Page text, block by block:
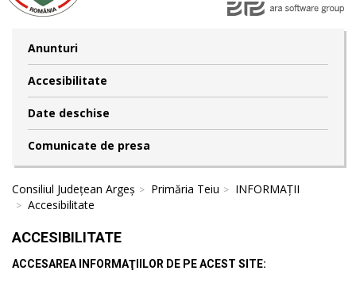
Anunturi
Accesibilitate
Date deschise
Comunicate de presa
Consiliul Județean Argeș Primăria Teiu
INFORMAȚII
Accesibilitate
ACCESIBILITATE
ACCESAREA INFORMAŢIILOR DE PE ACEST SITE: